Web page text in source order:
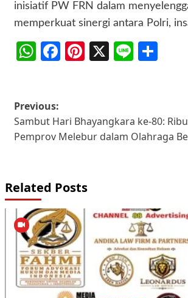
inisiatif PW FRN dalam
memperkuat sinergi antara Polri,
WhatsApp
Facebook
Pinterest
X Line
Post
navigation
Previous:
Sambut Hari Bhayangkara ke-80:
Pemprov Melebur dalam Olahraga
Related Posts